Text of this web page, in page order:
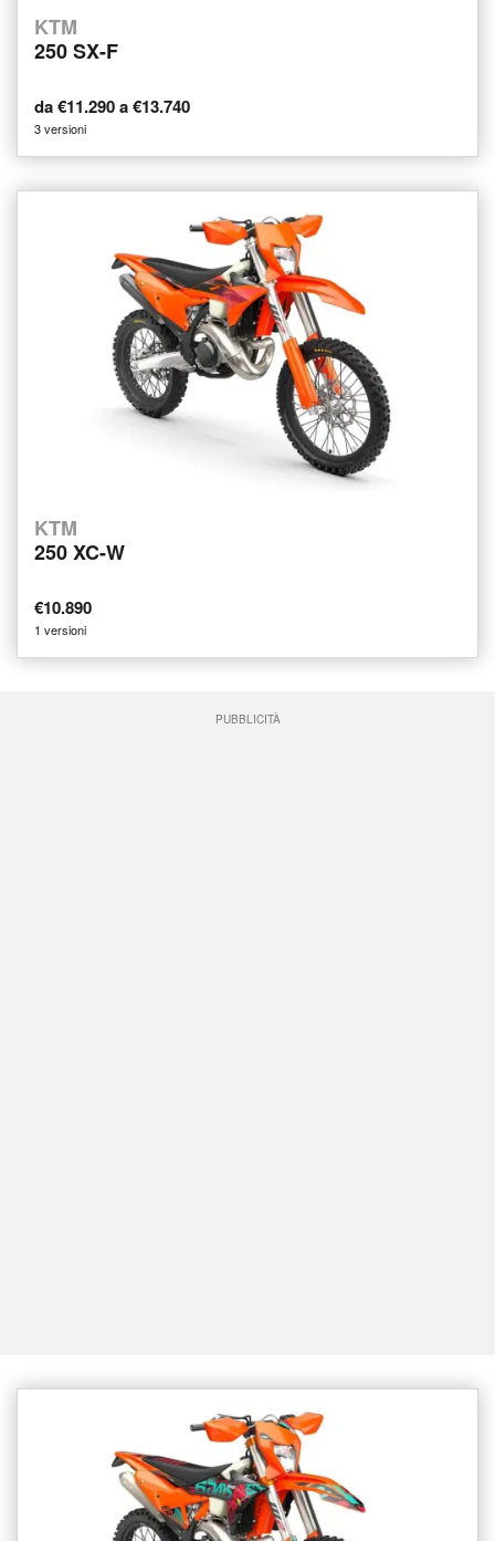
KTM
250 SX-F
da €11.290 a €13.740
3 versioni
KTM
250 XC-W
€10.890
1 versioni
PUBBLICITÀ